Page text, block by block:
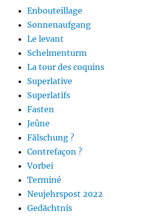
Enbouteillage
Sonnenaufgang
Le levant
Schelmenturm
La tour des coquins
Superlative
Superlatifs
Fasten
Jeûne
Fälschung ?
Contrefaçon ?
Vorbei
Terminé
Neujehrspost 2022
Gedächtnis